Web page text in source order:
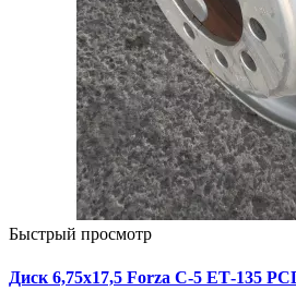
Быстрый просмотр
Диск 6,75х17,5 Forza C-5 ЕТ-135